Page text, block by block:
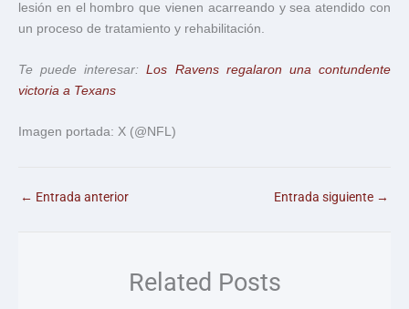
lesión en el hombro que vienen acarreando y sea atendido con
un proceso de tratamiento y rehabilitación.
Te puede interesar:Los Ravens regalaron una contundente
victoria a Texans
Imagen portada: X (@NFL)
← Entrada anterior Entrada siguiente →
Related Posts